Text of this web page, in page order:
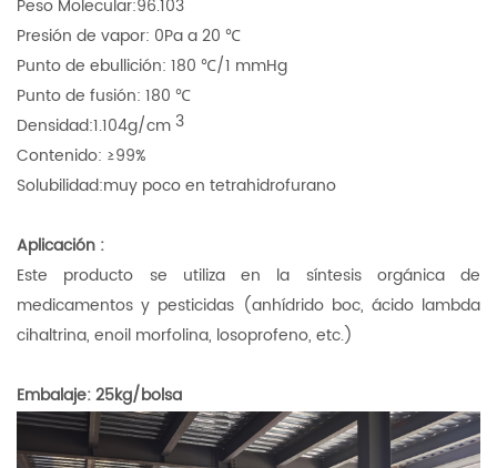
Peso Molecular:96.103
Presión de vapor: 0Pa a 20 ℃
Punto de ebullición: 180 ℃/1 mmHg
Punto de fusión: 180 ℃
Densidad:1.104g/cm3
Contenido: ≥99%
Solubilidad:muy poco en tetrahidrofurano
Aplicación :
Este producto se utiliza en la síntesis orgánica de
medicamentos y pesticidas (anhídrido boc, ácido lambda
cihaltrina, enoil morfolina, losoprofeno, etc.)
Embalaje: 25kg/bolsa